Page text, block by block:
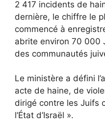
2 417 incidents de
dernière, le chiffre le
commencé à
abrite environ 70 000
des communautés
Le ministère a défini
acte de haine, de
dirigé contre les Juifs
l’État d’Israël ».